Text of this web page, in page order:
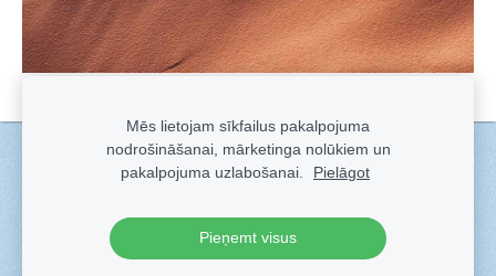
Sīkdatnes
Veidots arSadarbe- labo mājas lapu ģeneratoru.
Mēs lietojam sīkfailus pakalpojuma
nodrošināšanai, mārketinga nolūkiem un
pakalpojuma uzlabošanai.
Pielāgot
Pieņemt visus